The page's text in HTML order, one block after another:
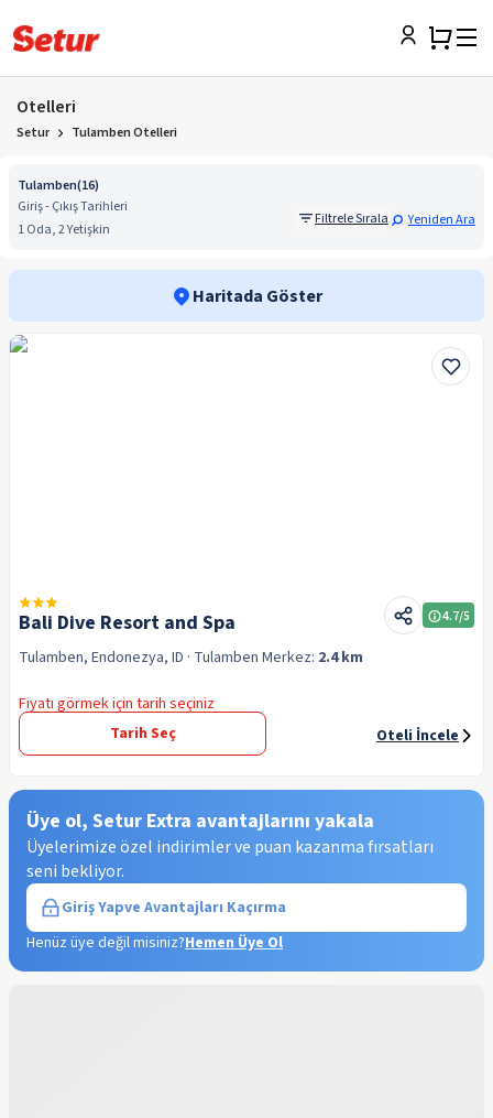
Otelleri
Setur Tulamben Otelleri
Tulamben(16)
Giriş - Çıkış Tarihleri
1 Oda, 2 Yetişkin
Filtrele Sırala Yeniden Ara
Haritada Göster
Bali Dive Resort and Spa 4.7/5
Tulamben, Endonezya, ID · Tulamben Merkez: 2.4 km
Fiyatı görmek için tarih seçiniz
Tarih Seç
Oteli İncele
Üye ol, Setur Extra avantajlarını yakala
Üyelerimize özel indirimler ve puan kazanma fırsatları
seni bekliyor.
Giriş Yapve Avantajları Kaçırma
Henüz üye değil misiniz?Hemen Üye Ol